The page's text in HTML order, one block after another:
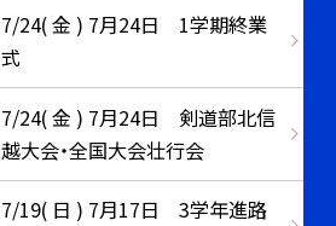
7/24( 金 ) 7月24日 1学期終業
式
7/24( 金 ) 7月24日 剣道部北信
越大会・全国大会壮行会
7/19( 日 ) 7月17日 3学年進路